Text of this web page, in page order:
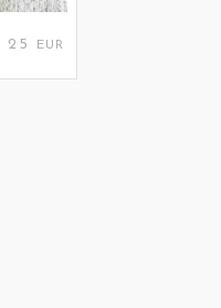
25 EUR